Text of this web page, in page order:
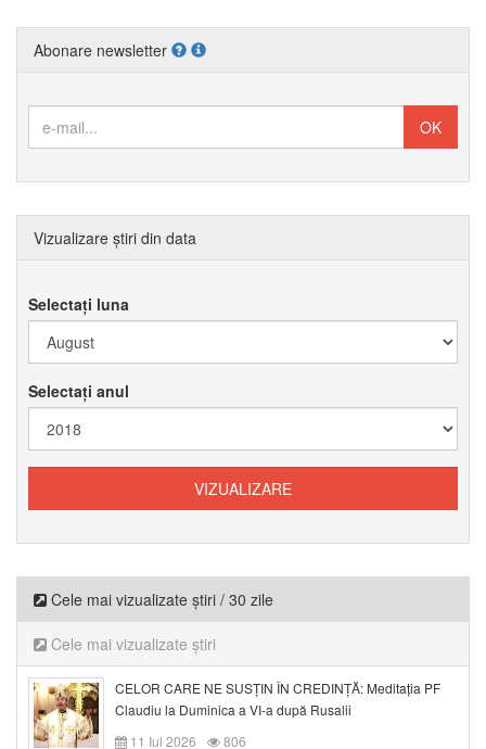
Abonare newsletter
Vizualizare știri din data
Selectați luna
Selectați anul
Cele mai vizualizate știri / 30 zile
Cele mai vizualizate știri
CELOR CARE NE SUSȚIN ÎN CREDINȚĂ: Meditația PF
Claudiu la Duminica a VI-a după Rusalii
11 Iul 2026
806